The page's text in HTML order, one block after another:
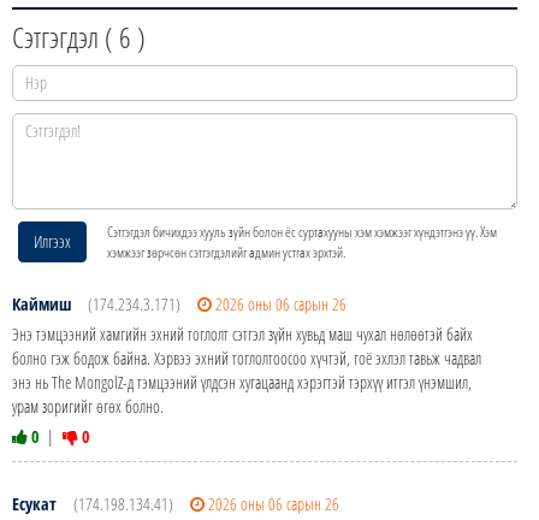
Сэтгэгдэл ( 6 )
Илгээх
Сэтгэгдэл бичихдээ хууль зүйн болон ёс суртахууны хэм хэмжээг хүндэтгэнэ үү. Хэм
хэмжээг зөрчсөн сэтгэгдэлийг админ устгах эрхтэй.
Каймиш (174.234.3.171)
2026 оны 06 сарын 26
Энэ тэмцээний хамгийн эхний тоглолт сэтгэл зүйн хувьд маш чухал нөлөөтэй байх
болно гэж бодож байна. Хэрвээ эхний тоглолтоосоо хүчтэй, гоё эхлэл тавьж чадвал
энэ нь The MongolZ-д тэмцээний үлдсэн хугацаанд хэрэгтэй тэрхүү итгэл үнэмшил,
урам зоригийг өгөх болно.
0 | 0
Есукат (174.198.134.41)
2026 оны 06 сарын 26